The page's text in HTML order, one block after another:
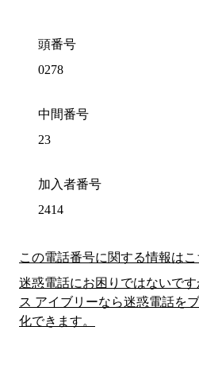
頭番号
0278
中間番号
23
加入者番号
2414
この電話番号に関する情報はこ
迷惑電話にお困りではないで
ス アイブリーなら迷惑電話を
化できます。